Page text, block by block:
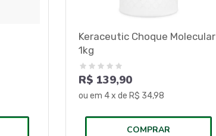
Keraceutic Choque Molecular
1kg
R$ 139,90
ou em 4x de R$ 34,98
COMPRAR